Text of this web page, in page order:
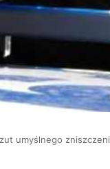
umyślnego